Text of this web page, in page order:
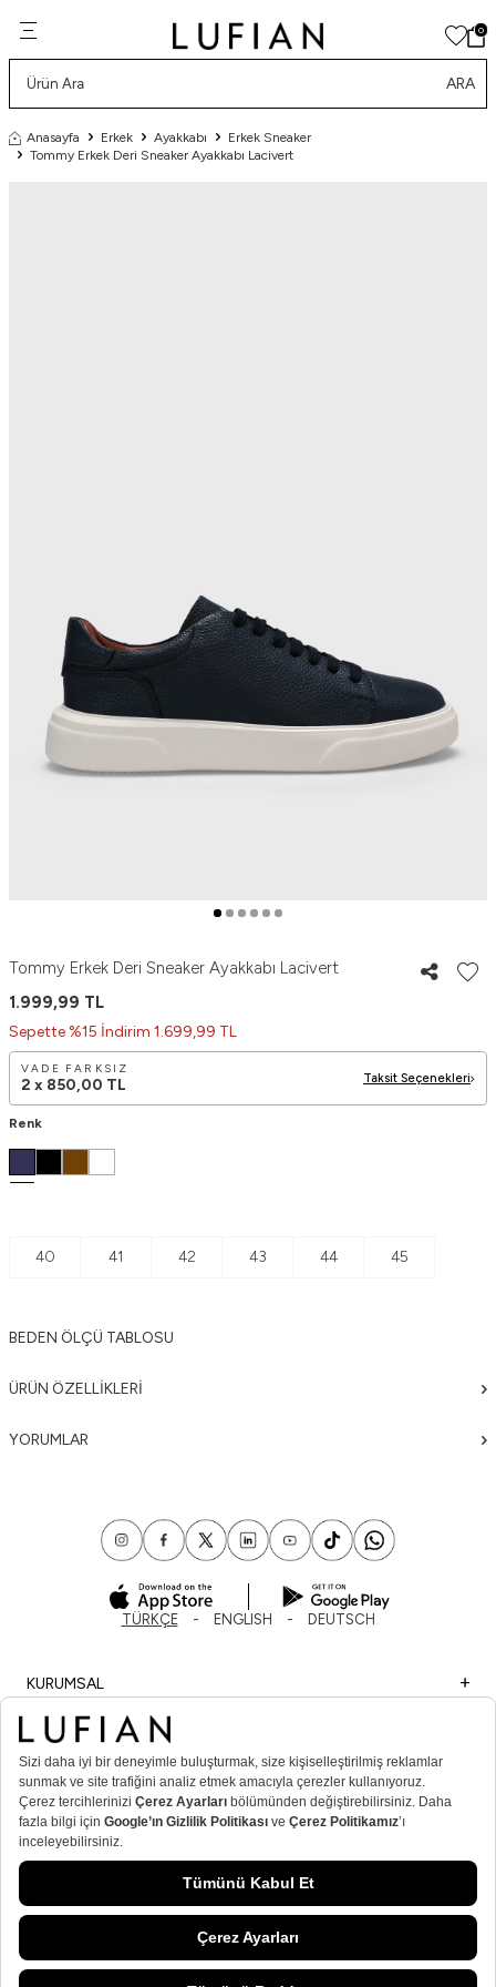
0
ARA
Anasayfa Erkek Ayakkabı
Erkek Sneaker
Tommy Erkek Deri Sneaker Ayakkabı Lacivert
Tommy Erkek Deri Sneaker Ayakkabı Lacivert
1.999,99 TL
Sepette %15 İndirim 1.699,99 TL
VADE FARKSIZ
2 x 850,00 TL Taksit Seçenekleri
Renk
40 41 42 43 44 45
BEDEN ÖLÇÜ TABLOSU
ÜRÜN ÖZELLIKLERI
YORUMLAR
TÜRKÇE ENGLISH DEUTSCH
KURUMSAL
ALIŞVERİŞ
ÖNEMLİ BİLGİLER
ÜYE
ERKEK POPÜLER KATEGORİLER
KADIN POPÜLER KATEGORİLER
© Lufian.com 2026 Tüm Hakları Saklıdır